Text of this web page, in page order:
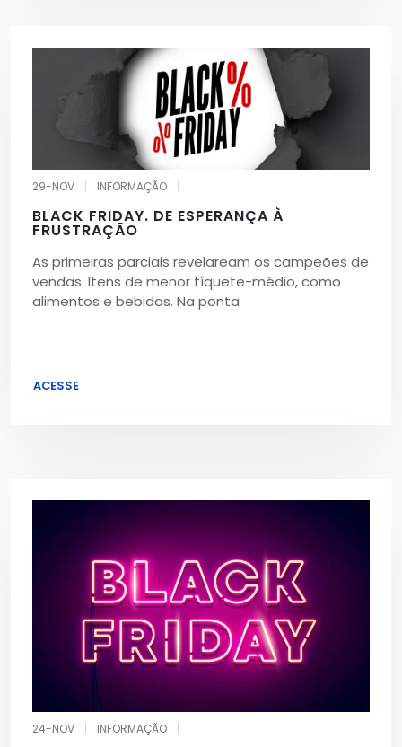
29-NOV INFORMAÇÃO
BLACK FRIDAY. DE ESPERANÇA À
FRUSTRAÇÃO
As primeiras parciais revelaream os campeões de
vendas. Itens de menor tíquete-médio, como
alimentos e bebidas. Na ponta
ACESSE
24-NOV INFORMAÇÃO